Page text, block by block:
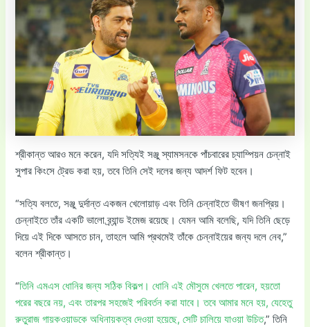
শ্রীকান্ত আরও মনে করেন, যদি সত্যিই সঞ্জু স্যামসনকে পাঁচবারের চ্যাম্পিয়ন চেন্নাই
সুপার কিংসে ট্রেড করা হয়, তবে তিনি সেই দলের জন্য আদর্শ ফিট হবেন।
“সত্যি বলতে, সঞ্জু দুর্দান্ত একজন খেলোয়াড় এবং তিনি চেন্নাইতে ভীষণ জনপ্রিয়।
চেন্নাইতে তাঁর একটি ভালো ব্র্যান্ড ইমেজ রয়েছে। যেমন আমি বলেছি, যদি তিনি ছেড়ে
দিয়ে এই দিকে আসতে চান, তাহলে আমি প্রথমেই তাঁকে চেন্নাইয়ের জন্য দলে নেব,”
বলেন শ্রীকান্ত।
“তিনি এমএস ধোনির জন্য সঠিক বিকল্প। ধোনি এই মৌসুমে খেলতে পারেন, হয়তো
পরের বছরে নয়, এবং তারপর সহজেই পরিবর্তন করা যাবে। তবে আমার মনে হয়, যেহেতু
রুতুরাজ গায়কওয়াডকে অধিনায়কত্ব দেওয়া হয়েছে, সেটি চালিয়ে যাওয়া উচিত,” তিনি